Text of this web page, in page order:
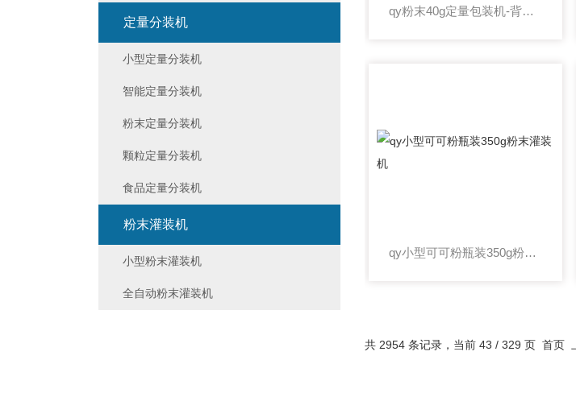
qy粉末40g定量包装机-背封立式装袋设备
qy小型可可粉瓶装350g粉末灌装机
共 2954 条记录，当前 43 / 329 页 首页
定量分装机
小型定量分装机
智能定量分装机
粉末定量分装机
颗粒定量分装机
食品定量分装机
粉末灌装机
小型粉末灌装机
全自动粉末灌装机